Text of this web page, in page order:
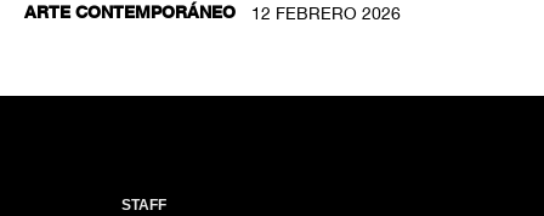
ARTE CONTEMPORÁNEO 12 FEBRERO 2026
STAFF